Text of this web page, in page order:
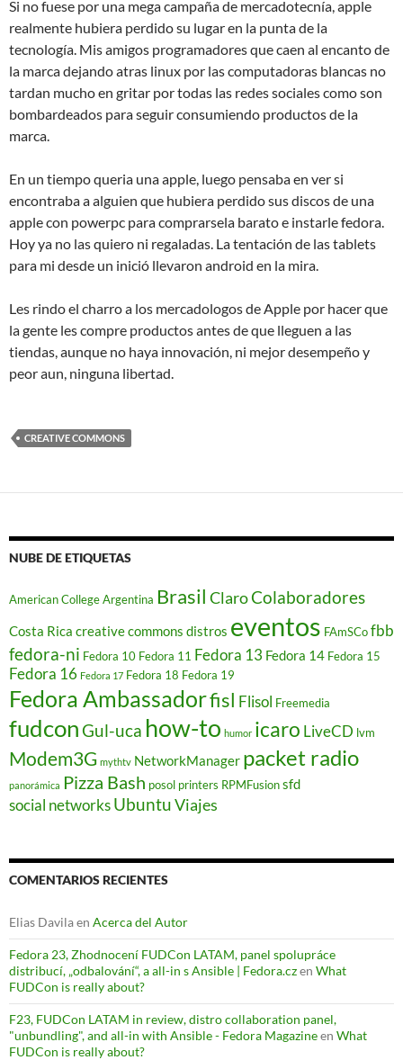
Si no fuese por una mega campaña de mercadotecnía, apple
realmente hubiera perdido su lugar en la punta de la
tecnología. Mis amigos programadores que caen al encanto de
la marca dejando atras linux por las computadoras blancas no
tardan mucho en gritar por todas las redes sociales como son
bombardeados para seguir consumiendo productos de la
marca.
En un tiempo queria una apple, luego pensaba en ver si
encontraba a alguien que hubiera perdido sus discos de una
apple con powerpc para comprarsela barato e instarle fedora.
Hoy ya no las quiero ni regaladas. La tentación de las tablets
para mi desde un inició llevaron android en la mira.
Les rindo el charro a los mercadologos de Apple por hacer que
la gente les compre productos antes de que lleguen a las
tiendas, aunque no haya innovación, ni mejor desempeño y
peor aun, ninguna libertad.
CREATIVE COMMONS
NUBE DE ETIQUETAS
American CollegeArgentina Brasil ClaroColaboradores
Costa Rica creative commons distros eventos FAmSCofbb
fedora-ni Fedora 10 Fedora 11 Fedora 13 Fedora 14 Fedora 15
Fedora 16 Fedora 17 Fedora 18 Fedora 19
Fedora Ambassadorfisl Flisol Freemedia
fudconGul-uca how-to humor icaro LiveCD lvm
Modem3G mythtv NetworkManager packet radio
panorámica Pizza Bash posol printers RPMFusionsfd
social networks UbuntuViajes
COMENTARIOS RECIENTES
Elias Davilaen Acerca del Autor
Fedora 23, Zhodnocení FUDCon LATAM, panel spolupráce
distribucí, „odbalování“, a all-in s Ansible | Fedora.czen What
FUDCon is really about?
F23, FUDCon LATAM in review, distro collaboration panel,
"unbundling", and all-in with Ansible - Fedora Magazineen What
FUDCon is really about?